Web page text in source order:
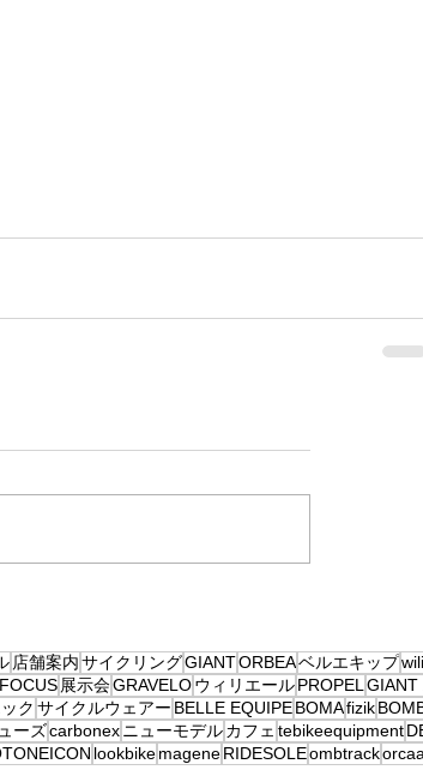
店舗案内サイクリングGIANTORBEAベルエキップ
FOCUS 展示会GRAVELOウィリエールPROPEL GIANT
ク サイクルウェアー BELLE EQUIPEBOMAfizik
ーズcarbonexニューモデルカフェ tebikeequipment
lookbikemageneRIDESOLEombtrack